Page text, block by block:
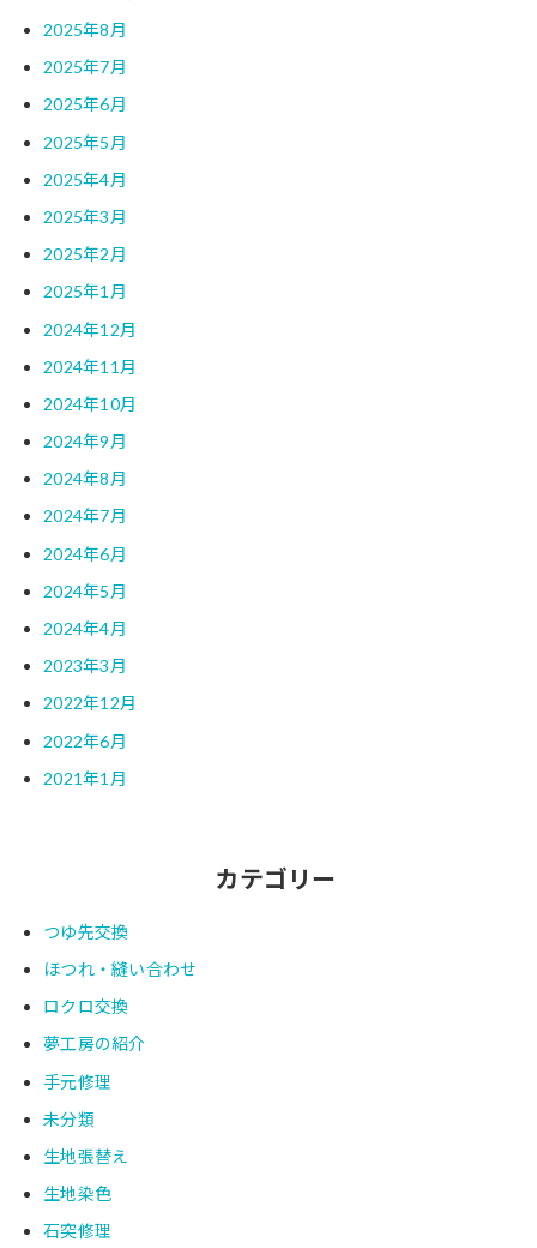
2025年8月
2025年7月
2025年6月
2025年5月
2025年4月
2025年3月
2025年2月
2025年1月
2024年12月
2024年11月
2024年10月
2024年9月
2024年8月
2024年7月
2024年6月
2024年5月
2024年4月
2023年3月
2022年12月
2022年6月
2021年1月
カテゴリー
つゆ先交換
ほつれ・縫い合わせ
ロクロ交換
夢工房の紹介
手元修理
未分類
生地張替え
生地染色
石突修理